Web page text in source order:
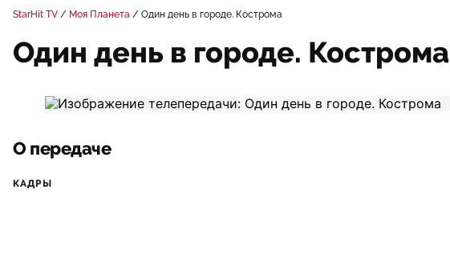
StarHit TV Моя Планета Один день в городе. Кострома
Один день в городе. Кострома
О передаче
КАДРЫ